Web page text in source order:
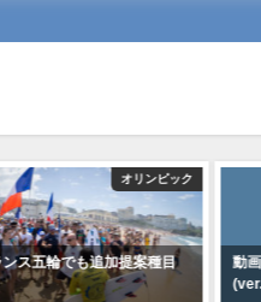
オリンピック
ス五輪でも追加提案種目
動